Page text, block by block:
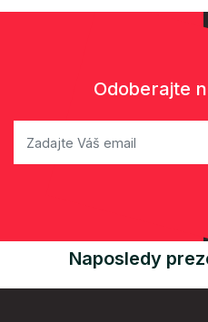
Odoberajte
Naposledy